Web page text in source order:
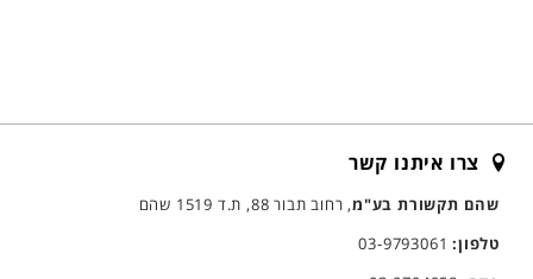
צרו איתנו קשר
שהם תקשורת בע"מ, רחוב תבור 88, ת.ד 1519 שהם
טלפון:03-9793061